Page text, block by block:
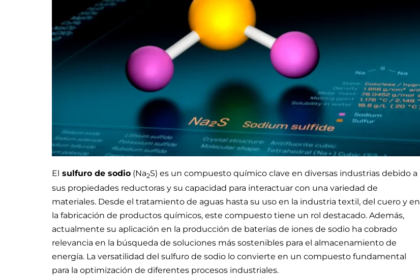
El sulfuro de sodio (Na2S) es un compuesto químico clave en diversas industrias debido a
sus propiedades reductoras y su capacidad para interactuar con una variedad de
materiales. Desde el tratamiento de aguas hasta su uso en la industria textil, del cuero y en
la fabricación de productos químicos, este compuesto tiene un rol destacado. Además,
actualmente su aplicación en la producción de baterías de iones de sodio ha cobrado
relevancia en la búsqueda de soluciones más sostenibles para el almacenamiento de
energía. La versatilidad del sulfuro de sodio lo convierte en un compuesto fundamental
para la optimización de diferentes procesos industriales.